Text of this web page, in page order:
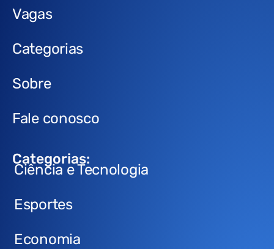
Vagas
Categorias
Sobre
Fale conosco
Categorias:
Ciência e Tecnologia
Esportes
Economia